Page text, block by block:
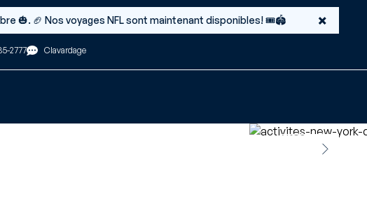
🎃. 🏈 Nos voyages NFL sont maintenant disponibles! 🎟️🏟️ ×
2777 Clavardage